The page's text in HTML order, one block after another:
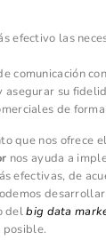
efectivo las
comunicación
asegurar su
de
que nos ofrece
nos ayuda a
efectivas, de
desarrollar
delbig data